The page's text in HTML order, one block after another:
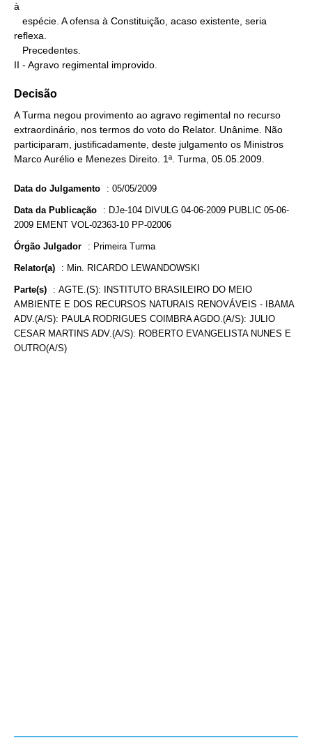
à
reflexa.
II - Agravo regimental improvido.
Decisão
A Turma negou provimento ao agravo regimental no recurso
extraordinário, nos termos do voto do Relator. Unânime. Não
participaram, justificadamente, deste julgamento os Ministros
Marco Aurélio e Menezes Direito. 1ª. Turma, 05.05.2009.
Data do Julgamento : 05/05/2009
Data da Publicação : DJe-104 DIVULG 04-06-2009 PUBLIC 05-06-
2009 EMENT VOL-02363-10 PP-02006
Órgão Julgador : Primeira Turma
Relator(a) : Min. RICARDO LEWANDOWSKI
Parte(s) : AGTE.(S): INSTITUTO BRASILEIRO DO MEIO
AMBIENTE E DOS RECURSOS NATURAIS RENOVÁVEIS - IBAMA
ADV.(A/S): PAULA RODRIGUES COIMBRA AGDO.(A/S): JULIO
CESAR MARTINS ADV.(A/S): ROBERTO EVANGELISTA NUNES E
OUTRO(A/S)